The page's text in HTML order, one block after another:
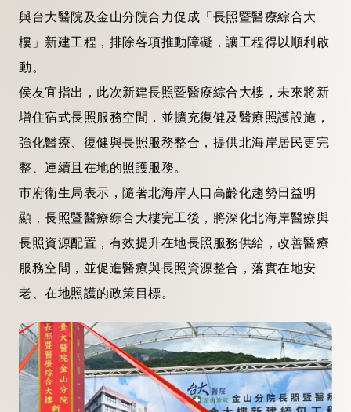
與台大醫院及金山分院合力促成「長照暨醫療綜合大
樓」新建工程，排除各項推動障礙，讓工程得以順利啟
動。
侯友宜指出，此次新建長照暨醫療綜合大樓，未來將新
增住宿式長照服務空間，並擴充復健及醫療照護設施，
強化醫療、復健與長照服務整合，提供北海岸居民更完
整、連續且在地的照護服務。
市府衛生局表示，隨著北海岸人口高齡化趨勢日益明
顯，長照暨醫療綜合大樓完工後，將深化北海岸醫療與
長照資源配置，有效提升在地長照服務供給，改善醫療
服務空間，並促進醫療與長照資源整合，落實在地安
老、在地照護的政策目標。